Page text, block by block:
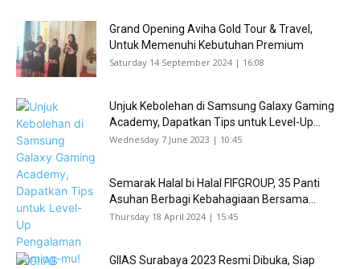
Grand Opening Aviha Gold Tour & Travel,
Untuk Memenuhi Kebutuhan Premium
Saturday 14 September 2024 | 16:08
Unjuk Kebolehan di Samsung Galaxy Gaming
Academy, Dapatkan Tips untuk Level-Up...
Wednesday 7 June 2023 | 10:45
Semarak Halal bi Halal FIFGROUP, 35 Panti
Asuhan Berbagi Kebahagiaan Bersama...
Thursday 18 April 2024 | 15:45
GIIAS Surabaya 2023 Resmi Dibuka, Siap